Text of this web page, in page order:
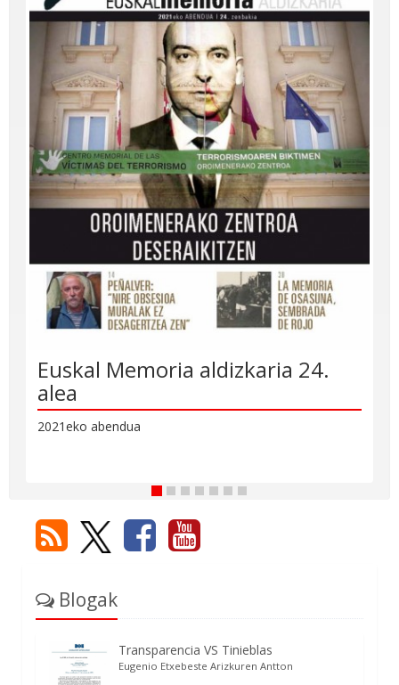
Euskal Memoria aldizkaria 24.
alea
2021eko abendua
Blogak
Transparencia VS Tinieblas
Eugenio Etxebeste Arizkuren Antton